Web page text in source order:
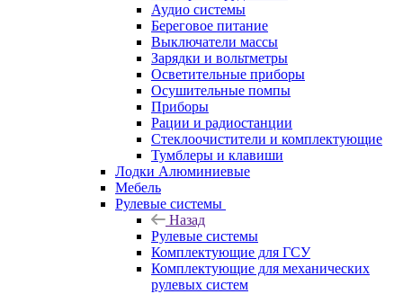
Аудио системы
Береговое питание
Выключатели массы
Зарядки и вольтметры
Осветительные приборы
Осушительные помпы
Приборы
Рации и радиостанции
Стеклоочистители и комплектующие
Тумблеры и клавиши
Лодки Алюминиевые
Мебель
Рулевые системы
Назад
Рулевые системы
Комплектующие для ГСУ
Комплектующие для механических
рулевых систем